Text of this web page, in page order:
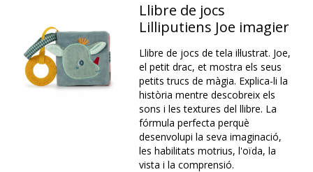
Llibre de jocs
Lilliputiens Joe imagier
Llibre de jocs de tela il·lustrat. Joe,
el petit drac, et mostra els seus
petits trucs de màgia. Explica-li la
història mentre descobreix els
sons i les textures del llibre. La
fórmula perfecta perquè
desenvolupi la seva imaginació,
les habilitats motrius, l'oïda, la
vista i la comprensió.